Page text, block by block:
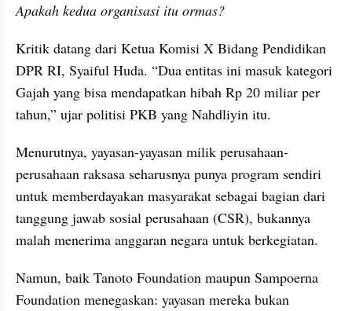
Apakah kedua organisasi itu ormas?
Kritik datang dari Ketua Komisi X Bidang Pendidikan
DPR RI, Syaiful Huda. “Dua entitas ini masuk kategori
Gajah yang bisa mendapatkan hibah Rp 20 miliar per
tahun,” ujar politisi PKB yang Nahdliyin itu.
Menurutnya, yayasan-yayasan milik perusahaan-
perusahaan raksasa seharusnya punya program sendiri
untuk memberdayakan masyarakat sebagai bagian dari
tanggung jawab sosial perusahaan (CSR), bukannya
malah menerima anggaran negara untuk berkegiatan.
Namun, baik Tanoto Foundation maupun Sampoerna
Foundation menegaskan: yayasan mereka bukan